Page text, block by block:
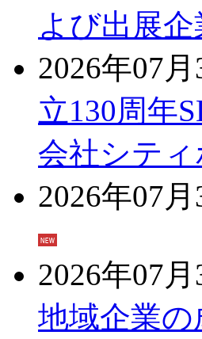
よび出展
2026年07月
立130周年
会社シテ
2026年07月
2026年07月
地域企業